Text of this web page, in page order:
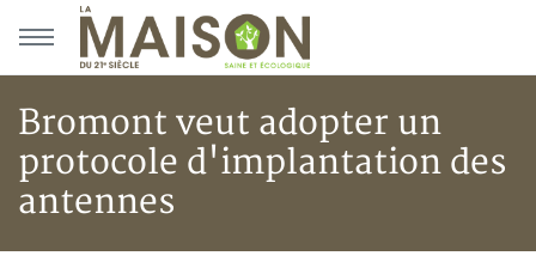
Aller au menu principal
Aller au contenu principal
Bromont veut adopter un
protocole d'implantation des
antennes